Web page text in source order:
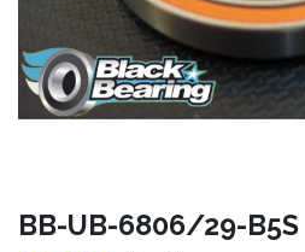
BB-UB-6806/29-B5S